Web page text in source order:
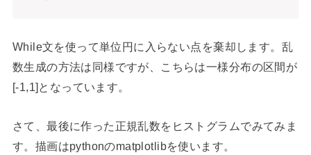
While文を使って単位円に入らない点を棄却します。乱
数生成の方法は同様ですが、こちらは一様分布の区間が
[-1,1]となっています。
さて、最後に作った正規乱数をヒストグラムでみてみま
す。描画はpythonのmatplotlibを使います。